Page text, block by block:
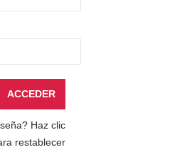
Haz clic
restablecer